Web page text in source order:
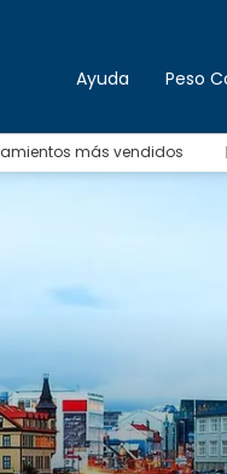
Ayuda Peso
más vendidos